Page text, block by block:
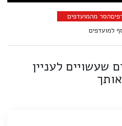
הסר מהמועדפים
למועדפים
שעשויים לעניין
אותך